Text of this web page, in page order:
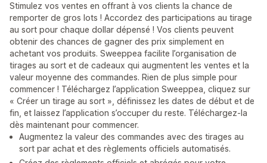
Stimulez vos ventes en offrant à vos clients la chance de
remporter de gros lots ! Accordez des participations au tirage
au sort pour chaque dollar dépensé ! Vos clients peuvent
obtenir des chances de gagner des prix simplement en
achetant vos produits. Sweeppea facilite l’organisation de
tirages au sort et de cadeaux qui augmentent les ventes et la
valeur moyenne des commandes. Rien de plus simple pour
commencer ! Téléchargez l’application Sweeppea, cliquez sur
« Créer un tirage au sort », définissez les dates de début et de
fin, et laissez l’application s’occuper du reste. Téléchargez-la
dès maintenant pour commencer.
Augmentez la valeur des commandes avec des tirages au
sort par achat et des règlements officiels automatisés.